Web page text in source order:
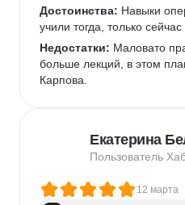
Достоинства: Навыки
учили тогда, только
Недостатки: Маловато
больше лекций, в этом
Карпова.
Екатерина
Пользователь
12 марта